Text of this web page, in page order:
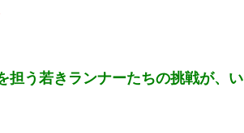
担う若きランナーたちの挑戦が、